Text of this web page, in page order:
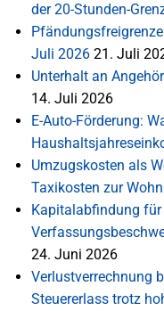
der 20-Stunden-
Juli 2026 21. Juli
Unterhalt an
14. Juli 2026
E-Auto-Förderung:
Umzugskosten als
Taxikosten zur
Kapitalabfindung für
24. Juni 2026
Verlustverrechnung
Steuererlass trotz